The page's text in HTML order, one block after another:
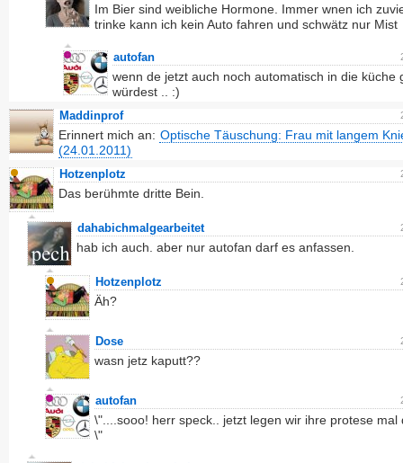
Im Bier sind weibliche Hormone. Immer wnen ich
trinke kann ich kein Auto fahren und schwätz nur Mist
autofan
wenn de jetzt auch noch automatisch in die küche
würdest .. :)
Maddinprof
Erinnert mich an: Optische Täuschung: Frau mit langem
(24.01.2011)
Hotzenplotz
Das berühmte dritte Bein.
dahabichmalgearbeitet
hab ich auch. aber nur autofan darf es anfassen.
Hotzenplotz
Äh?
Dose
wasn jetz kaputt??
autofan
\"....sooo! herr speck.. jetzt legen wir ihre protese mal
\"